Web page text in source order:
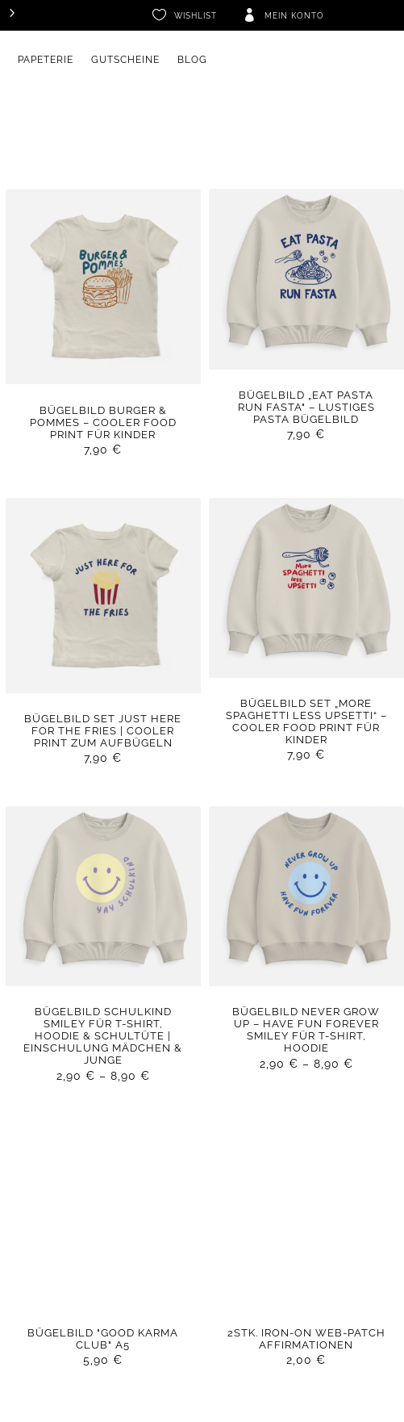
 WISHLIST  MEIN KONTO
PAPETERIE GUTSCHEINE BLOG
BÜGELBILD BURGER &
POMMES – COOLER FOOD
PRINT FÜR KINDER
7,90€
BÜGELBILD „EAT PASTA
RUN FASTA" – LUSTIGES
PASTA BÜGELBILD
7,90€
BÜGELBILD SET JUST HERE
FOR THE FRIES | COOLER
PRINT ZUM AUFBÜGELN
7,90€
BÜGELBILD SET „MORE
SPAGHETTI LESS UPSETTI“ –
COOLER FOOD PRINT FÜR
KINDER
7,90€
BÜGELBILD SCHULKIND
SMILEY FÜR T-SHIRT,
HOODIE & SCHULTÜTE |
EINSCHULUNG MÄDCHEN &
JUNGE
2,90 € – 8,90 €
BÜGELBILD NEVER GROW
UP – HAVE FUN FOREVER
SMILEY FÜR T-SHIRT,
HOODIE
2,90 € – 8,90 €
BÜGELBILD "GOOD KARMA
CLUB" A5
5,90€
2STK. IRON-ON WEB-PATCH
AFFIRMATIONEN
2,00€